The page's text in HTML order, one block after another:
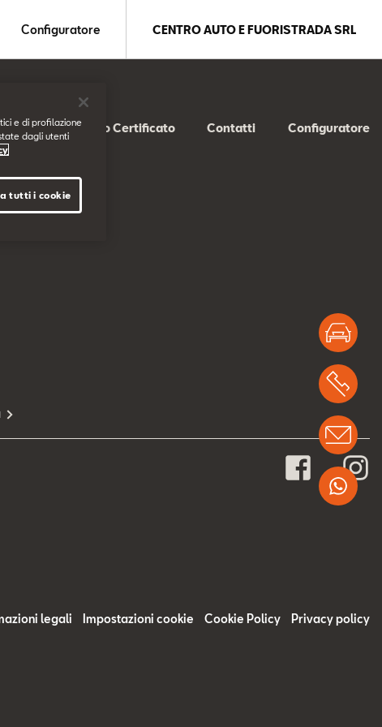
Configuratore CENTRO AUTO E FUORISTRADA SRL
SEAT Usato Certificato Contatti Configuratore
legali Impostazioni cookie Cookie Policy Privacy policy
e di profilazione
dagli utenti
tutti i cookie